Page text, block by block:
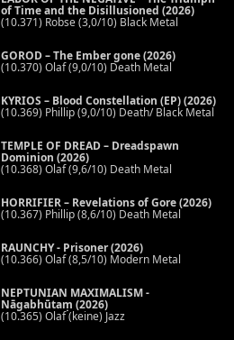
of Time and the Disillusioned (2026)
(10.371) Robse (3,0/10) Black Metal
GOROD – The Ember gone (2026)
(10.370) Olaf (9,0/10) Death Metal
KYRIOS – Blood Constellation (EP) (2026)
(10.369) Phillip (9,0/10) Death/ Black Metal
TEMPLE OF DREAD – Dreadspawn
Dominion (2026)
(10.368) Olaf (9,6/10) Death Metal
HORRIFIER – Revelations of Gore (2026)
(10.367) Phillip (8,6/10) Death Metal
RAUNCHY - Prisoner (2026)
(10.366) Olaf (8,5/10) Modern Metal
NEPTUNIAN MAXIMALISM -
Nāgabhūtaṃ (2026)
(10.365) Olaf (keine) Jazz